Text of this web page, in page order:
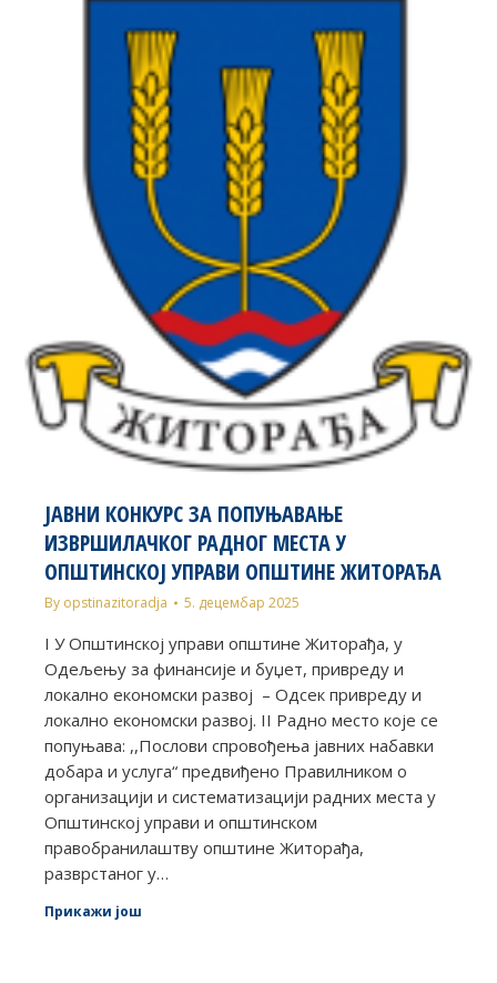
ЈАВНИ КОНКУРС ЗА ПОПУЊАВАЊЕ
ИЗВРШИЛАЧКОГ РАДНОГ МЕСТА У
ОПШТИНСКОЈ УПРАВИ ОПШТИНЕ ЖИТОРАЂА
By opstinazitoradja 5. децембар 2025
I У Општинској управи општине Житорађа, у
Одељењу за финансије и буџет, привреду и
локално економски развој – Одсек привреду и
локално економски развој. II Радно место које се
попуњава: ,,Послови спровођења јавних набавки
добара и услуга“ предвиђено Правилником о
организацији и систематизацији радних места у
Општинској управи и општинском
правобранилаштву општине Житорађа,
разврстаног у…
Прикажи још